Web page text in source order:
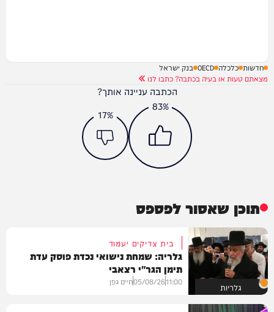
חדשות כלכלה OECD בנק ישראל
מצאתם טעות או בעיה בכתבה? כתבו לנו
הכתבה עניינה אותך?
83%
17%
תוכן שאסור לפספס
גלריות
בית צדיקים יעמוד
גלריה: שמחת נישואי נכדת פוסק עדת
תימן הגר"י רצאבי
11:00
05/08/26חיים גפן